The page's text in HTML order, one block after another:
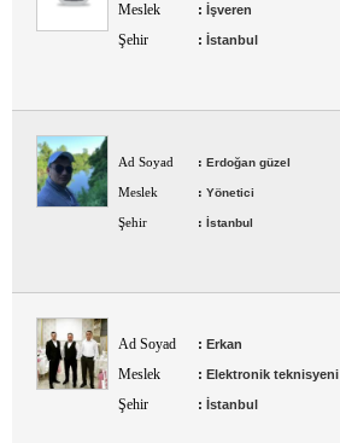
Meslek : İşveren
Şehir : İstanbul
Ad Soyad : Erdoğan güzel
Meslek : Yönetici
Şehir : İstanbul
Ad Soyad : Erkan
Meslek : Elektronik teknisyeni
Şehir : İstanbul